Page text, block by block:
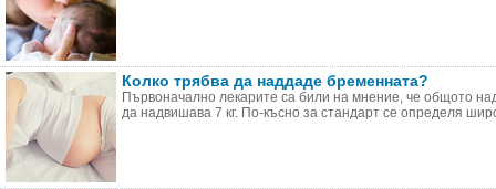
Колко трябва да наддаде бременната?
Първоначално лекарите са били на мнение, че общото
да надвишава 7 кг. По-късно за стандарт се определя